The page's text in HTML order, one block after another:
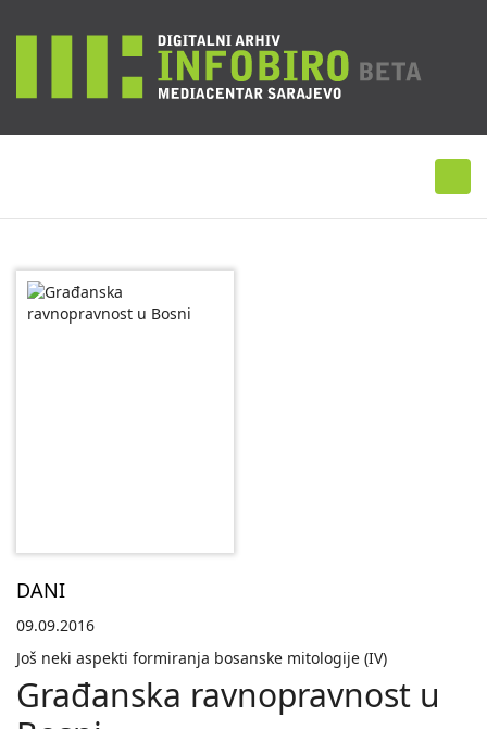
DANI
09.09.2016
Još neki aspekti formiranja bosanske mitologije (IV)
Građanska ravnopravnost u